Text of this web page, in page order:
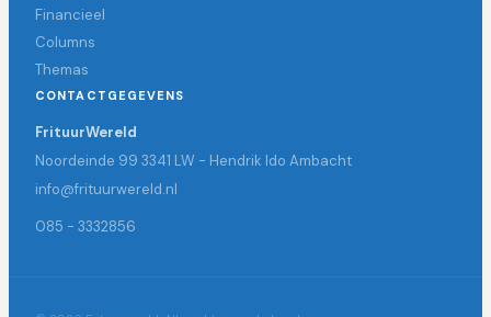
Financieel
Columns
Themas
CONTACTGEGEVENS
FrituurWereld
Noordeinde 99 3341 LW - Hendrik Ido Ambacht
info@frituurwereld.nl
085 - 3332856